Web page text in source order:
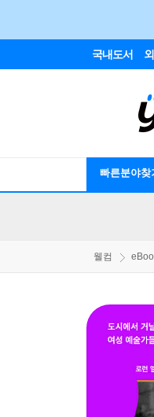
국내도서
빠른분야찾
웰컴